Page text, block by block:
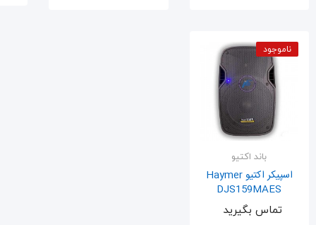
ناموجود
باند اکتیو
اسپیکر اکتیو Haymer
DJS159MAES
تماس بگیرید
اضافه به سبد